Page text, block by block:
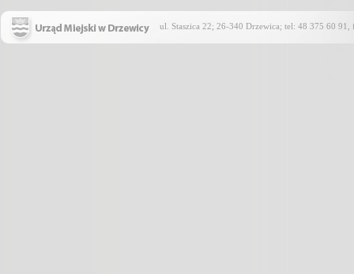
ul. Staszica 22; 26-340 Drzewica; tel: 48 375 60